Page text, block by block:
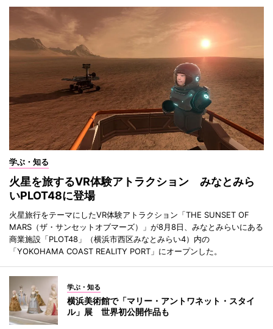
学ぶ・知る
火星を旅するVR体験アトラクション みなとみら
いPLOT48に登場
火星旅行をテーマにしたVR体験アトラクション「THE SUNSET OF
MARS（ザ・サンセットオブマーズ）」が8月8日、みなとみらいにある
商業施設「PLOT48」（横浜市西区みなとみらい4）内の
「YOKOHAMA COAST REALITY PORT」にオープンした。
学ぶ・知る
横浜美術館で「マリー・アントワネット・スタイ
ル」展 世界初公開作品も